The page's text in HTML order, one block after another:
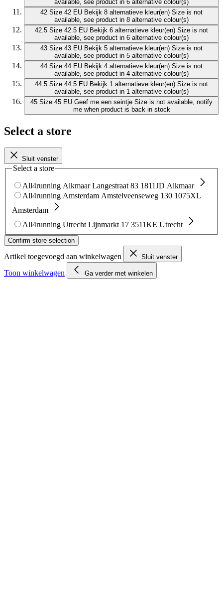
available, see product in 6 alternative colour(s)
42 Size 42 EU Bekijk 8 alternatieve kleur(en) Size is not
available, see product in 8 alternative colour(s)
42.5 Size 42.5 EU Bekijk 6 alternatieve kleur(en) Size is not
available, see product in 6 alternative colour(s)
43 Size 43 EU Bekijk 5 alternatieve kleur(en) Size is not
available, see product in 5 alternative colour(s)
44 Size 44 EU Bekijk 4 alternatieve kleur(en) Size is not
available, see product in 4 alternative colour(s)
44.5 Size 44.5 EU Bekijk 1 alternatieve kleur(en) Size is not
available, see product in 1 alternative colour(s)
45 Size 45 EU Geef me een seintje Size is not available, notify
me when product is back in stock
Select a store
Sluit venster
Select a store
All4running Alkmaar Langestraat 83 1811JD Alkmaar
All4running Amsterdam Amstelveenseweg 130 1075XL
Amsterdam
All4running Utrecht Lijnmarkt 17 3511KE Utrecht
Confirm store selection
Artikel toegevoegd aan winkelwagen Sluit venster
Toon winkelwagen Ga verder met winkelen